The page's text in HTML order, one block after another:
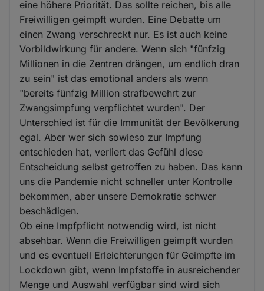
eine höhere Priorität. Das sollte reichen, bis alle
Freiwilligen geimpft wurden. Eine Debatte um
einen Zwang verschreckt nur. Es ist auch keine
Vorbildwirkung für andere. Wenn sich "fünfzig
Millionen in die Zentren drängen, um endlich dran
zu sein" ist das emotional anders als wenn
"bereits fünfzig Million strafbewehrt zur
Zwangsimpfung verpflichtet wurden". Der
Unterschied ist für die Immunität der Bevölkerung
egal. Aber wer sich sowieso zur Impfung
entschieden hat, verliert das Gefühl diese
Entscheidung selbst getroffen zu haben. Das kann
uns die Pandemie nicht schneller unter Kontrolle
bekommen, aber unsere Demokratie schwer
beschädigen.
Ob eine Impfpflicht notwendig wird, ist nicht
absehbar. Wenn die Freiwilligen geimpft wurden
und es eventuell Erleichterungen für Geimpfte im
Lockdown gibt, wenn Impfstoffe in ausreichender
Menge und Auswahl verfügbar sind wird sich